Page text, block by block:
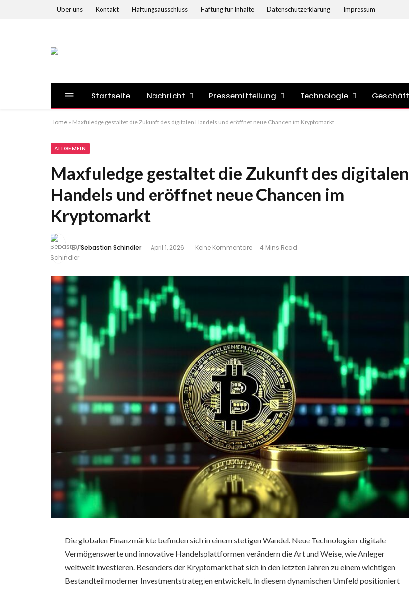
Über uns Kontakt Haftungsausschluss Haftung für Inhalte Datenschutzerklärung Impressum
Startseite Nachricht Pressemitteilung Technologie Geschäft
Home » Maxfuledge gestaltet die Zukunft des digitalen Handels und eröffnet neue Chancen im Kryptomarkt
ALLGEMEIN
Maxfuledge gestaltet die Zukunft des digitalen
Handels und eröffnet neue Chancen im
Kryptomarkt
BySebastian Schindler April 1, 2026 Keine Kommentare 4 Mins Read
Die globalen Finanzmärkte befinden sich in einem stetigen Wandel. Neue Technologien, digitale
Vermögenswerte und innovative Handelsplattformen verändern die Art und Weise, wie Anleger
weltweit investieren. Besonders der Kryptomarkt hat sich in den letzten Jahren zu einem wichtigen
Bestandteil moderner Investmentstrategien entwickelt. In diesem dynamischen Umfeld positioniert